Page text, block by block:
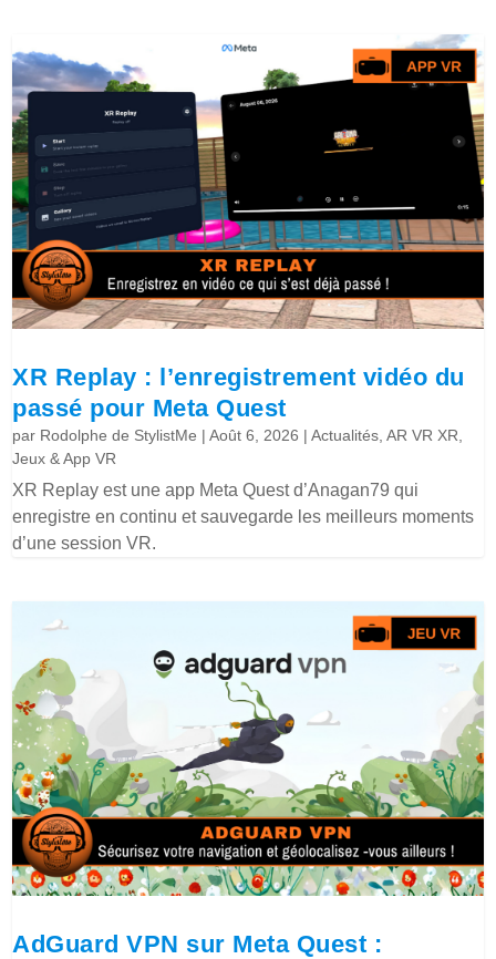
XR Replay : l’enregistrement vidéo du
passé pour Meta Quest
par Rodolphe de StylistMe |Août 6, 2026 |Actualités ,AR VR XR
Jeux & App VR
XR Replay est une app Meta Quest d’Anagan79 qui
enregistre en continu et sauvegarde les meilleurs moments
d’une session VR.
AdGuard VPN sur Meta Quest :